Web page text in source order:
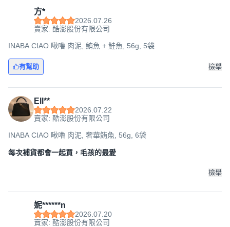
方*
2026.07.26
賣家: 酷澎股份有限公司
INABA CIAO 啾嚕 肉泥, 鮪魚 + 鮭魚, 56g, 5袋
有幫助 檢舉
Ell**
2026.07.22
賣家: 酷澎股份有限公司
INABA CIAO 啾嚕 肉泥, 奢華鮪魚, 56g, 6袋
每次補貨都會一起買，毛孩的最愛
檢舉
妮******n
2026.07.20
賣家: 酷澎股份有限公司